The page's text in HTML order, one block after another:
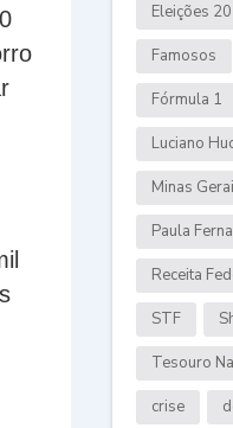
Eleições
Famosos
Fórmula 1
Luciano
Minas
Paula
Receita
STF
Tesouro
crise